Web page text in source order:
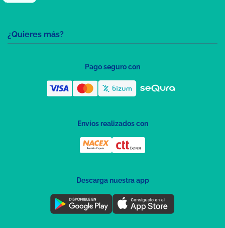
¿Quieres más?
Pago seguro con
Envíos realizados con
Descarga nuestra app